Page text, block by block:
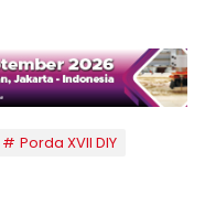
Porda XVII DIY